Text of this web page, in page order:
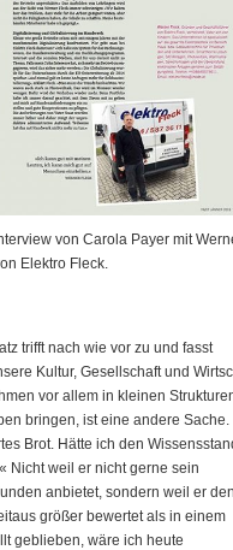
von Carola Payer mit
Elektro Fleck.
trifft nach wie vor zu und fasst
Kultur, Gesellschaft und
vor allem in kleinen
bringen, ist eine andere Sache.
Brot. Hätte ich den
Nicht weil er nicht gerne sein
anbietet, sondern weil er
größer bewertet als in einem
geblieben, wäre ich heute